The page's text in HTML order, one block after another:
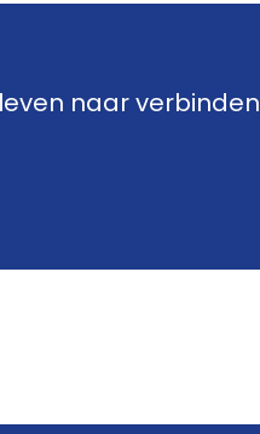
naar verbinden